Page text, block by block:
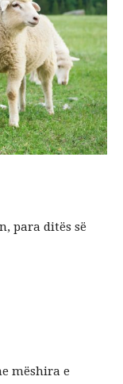
para ditës së
mëshira e